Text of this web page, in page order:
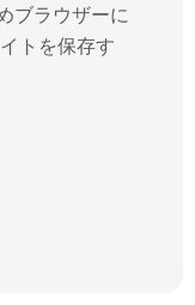
ブラウザーに
トを保存す